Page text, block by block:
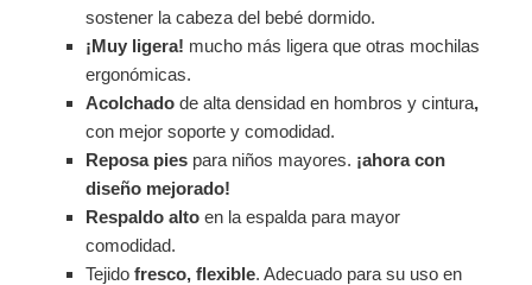
sostener la cabeza del bebé dormido.
¡Muy ligera! mucho más ligera que otras mochilas
ergonómicas.
Acolchadode alta densidad en hombros y cintura,
con mejor soporte y comodidad.
Reposa piespara niños mayores. ¡ahora con
diseño mejorado!
Respaldo altoen la espalda para mayor
comodidad.
Tejido fresco, flexible. Adecuado para su uso en